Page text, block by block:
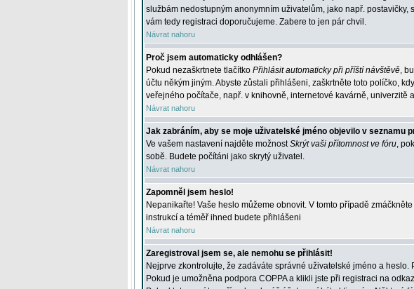
službám nedostupným anonymním uživatelům, jako např.
vám tedy registraci doporučujeme. Zabere to jen pár chvil.
Návrat nahoru
Proč jsem automaticky odhlášen?
Pokud nezaškrtnete tlačítko Přihlásit automaticky při příští návštěvě,
účtu někým jiným. Abyste zůstali přihlášeni, zaškrtněte toto políčko,
veřejného počítače, např. v knihovně, internetové kavárně, univerzitě
Návrat nahoru
Jak zabráním, aby se moje uživatelské jméno objevilo v seznamu
Ve vašem nastavení najděte možnostSkrýt vaši přítomnost ve fóru,
sobě. Budete počítáni jako skrytý uživatel.
Návrat nahoru
Zapomněl jsem heslo!
Nepanikařte! Vaše heslo můžeme obnovit. V tomto případě
instrukcí a téměř ihned budete přihlášeni
Návrat nahoru
Zaregistroval jsem se, ale nemohu se přihlásit!
Nejprve zkontrolujte, že zadáváte správné uživatelské jméno a
Pokud je umožněna podpora COPPA a klikli jste při registraci na odkaz